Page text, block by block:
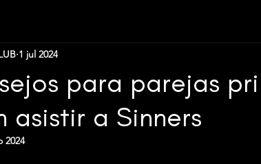
para parejas
asistir a Sinners
1 jul 2024
2024